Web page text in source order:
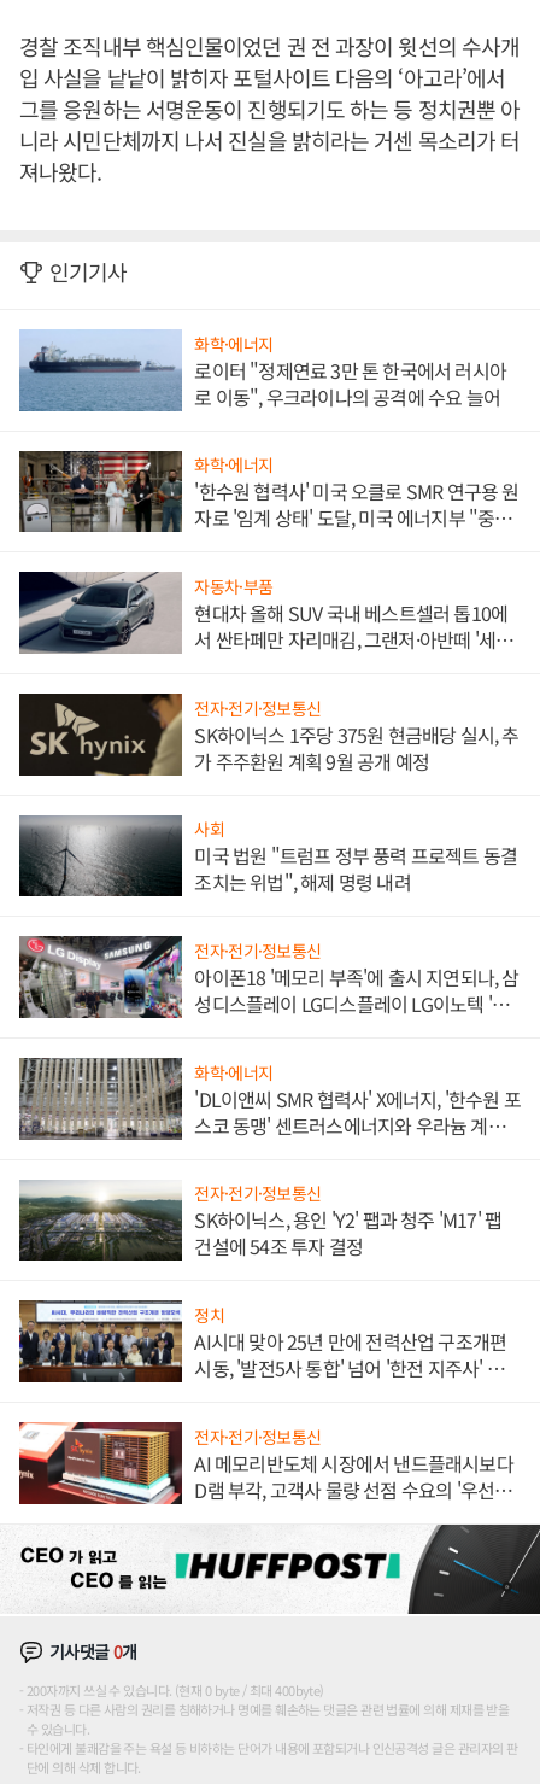
경찰 조직내부 핵심인물이었던 권 전 과장이 윗선의 수사개
입 사실을 낱낱이 밝히자 포털사이트 다음의 ‘아고라’에서
그를 응원하는 서명운동이 진행되기도 하는 등 정치권뿐 아
니라 시민단체까지 나서 진실을 밝히라는 거센 목소리가 터
져나왔다.
인기기사
화학·에너지
로이터 "정제연료 3만 톤 한국에서 러시아
로 이동", 우크라이나의 공격에 수요 늘어
화학·에너지
'한수원 협력사' 미국 오클로 SMR 연구용 원
자로 '임계 상태' 도달, 미국 에너지부 "중요
자동차·부품
현대차 올해 SUV 국내 베스트셀러 톱10에
서 싼타페만 자리매김, 그랜저·아반떼 '세단
전자·전기·정보통신
SK하이닉스 1주당 375원 현금배당 실시, 추
가 주주환원 계획 9월 공개 예정
사회
미국 법원 "트럼프 정부 풍력 프로젝트 동결
조치는 위법", 해제 명령 내려
전자·전기·정보통신
아이폰18 '메모리 부족'에 출시 지연되나, 삼
성디스플레이 LG디스플레이 LG이노텍 '탈
화학·에너지
'DL이앤씨 SMR 협력사' X에너지, '한수원 포
스코 동맹' 센트러스에너지와 우라늄 계약
전자·전기·정보통신
SK하이닉스, 용인 'Y2' 팹과 청주 'M17' 팹
건설에 54조 투자 결정
정치
AI시대 맞아 25년 만에 전력산업 구조개편
시동, '발전5사 통합' 넘어 '한전 지주사' 재편
전자·전기·정보통신
AI 메모리반도체 시장에서 낸드플래시보다
D램 부각, 고객사 물량 선점 수요의 '우선순
기사댓글0개
200자까지 쓰실 수 있습니다. (현재 0 byte / 최대 400byte)
저작권 등 다른 사람의 권리를 침해하거나 명예를 훼손하는 댓글은 관련 법률에 의해 제재를 받을
수 있습니다.
타인에게 불쾌감을 주는 욕설 등 비하하는 단어가 내용에 포함되거나 인신공격성 글은 관리자의 판
단에 의해 삭제 합니다.